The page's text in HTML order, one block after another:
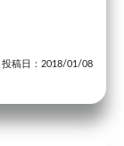
投稿日：2018/01/08